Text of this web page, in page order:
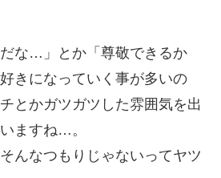
な…」とか「尊敬できるか
きになっていく事が多いの
とかガツガツした雰囲気を出
ますね…。
んなつもりじゃないってヤツ